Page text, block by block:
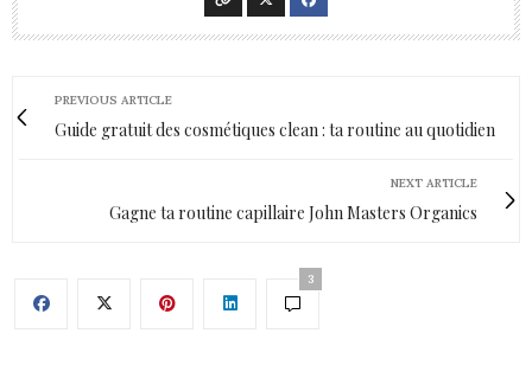
PREVIOUS ARTICLE
Guide gratuit des cosmétiques clean : ta routine au quotidien
NEXT ARTICLE
Gagne ta routine capillaire John Masters Organics
3